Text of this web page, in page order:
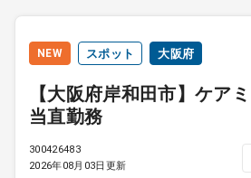
NEW スポット 大阪府
【大阪府岸和田市】ケア
当直勤務
300426483
2026年08月03日更新